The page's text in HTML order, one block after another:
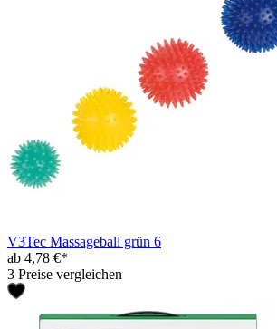
V3Tec Massageball grün 6
ab 4,78 €*
3 Preise vergleichen